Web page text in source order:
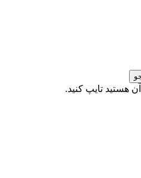
هستید تایپ کنید.